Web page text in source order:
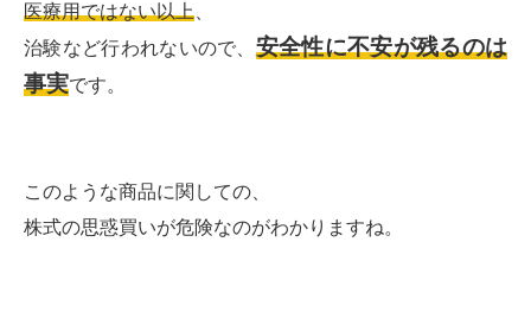
医療用ではない以上
治験など行われないので、 安全性に不安が残るのは
事実です。
このような商品に関しての、
株式の思惑買いが危険なのがわかりますね。